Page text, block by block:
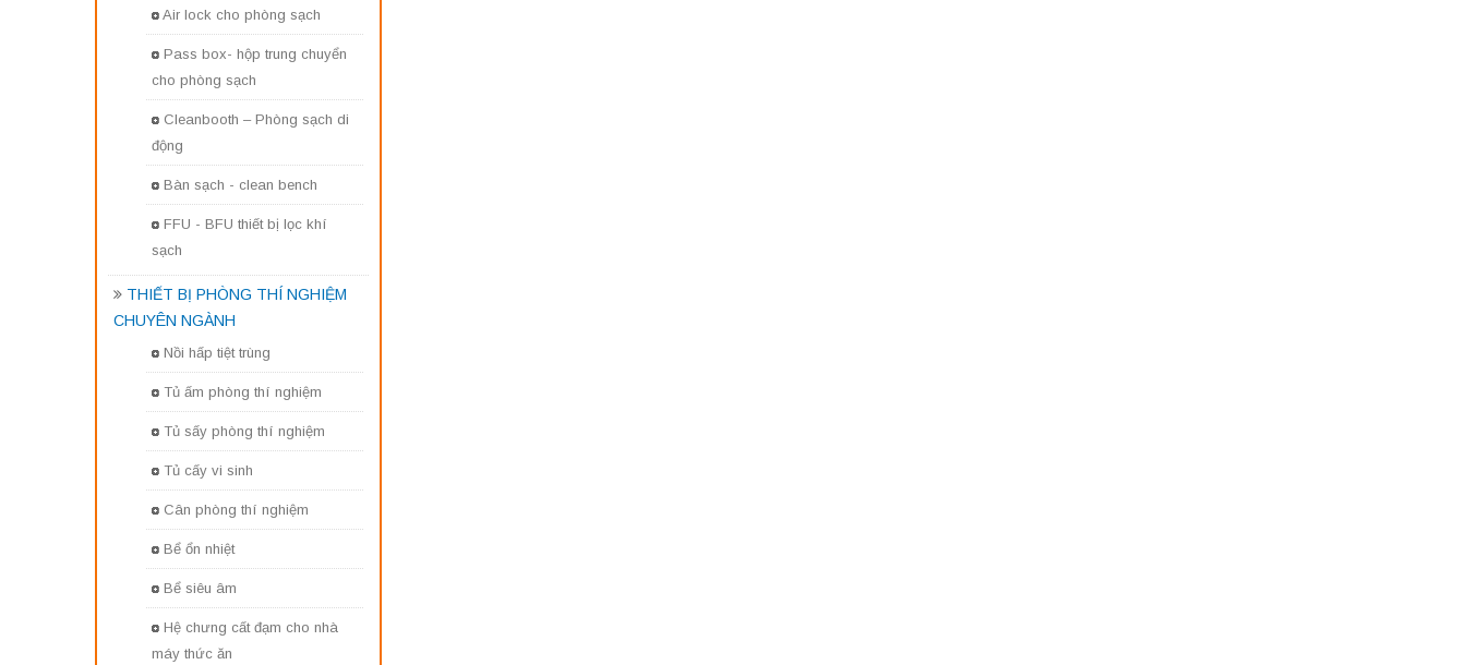
Air lock cho phòng sạch
Pass box- hộp trung chuyển
cho phòng sạch
Cleanbooth – Phòng sạch di
động
Bàn sạch - clean bench
FFU - BFU thiết bị lọc khí
sạch
THIẾT BỊ PHÒNG THÍ NGHIỆM
CHUYÊN NGÀNH
Nồi hấp tiệt trùng
Tủ ấm phòng thí nghiệm
Tủ sấy phòng thí nghiệm
Tủ cấy vi sinh
Cân phòng thí nghiệm
Bể ổn nhiệt
Bể siêu âm
Hệ chưng cất đạm cho nhà
máy thức ăn